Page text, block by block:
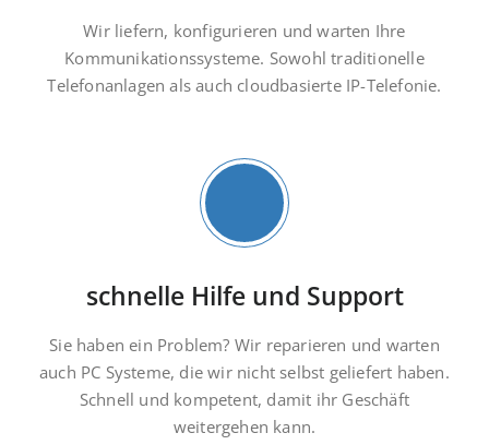
Wir liefern, konfigurieren und warten Ihre
Kommunikationssysteme. Sowohl traditionelle
Telefonanlagen als auch cloudbasierte IP-Telefonie.
schnelle Hilfe und Support
Sie haben ein Problem? Wir reparieren und warten
auch PC Systeme, die wir nicht selbst geliefert haben.
Schnell und kompetent, damit ihr Geschäft
weitergehen kann.